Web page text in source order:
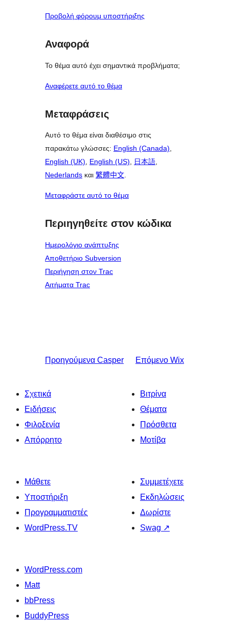
Προβολή φόρουμ υποστήριξης
Αναφορά
Το θέμα αυτό έχει σημαντικά προβλήματα;
Αναφέρετε αυτό το θέμα
Μεταφράσεις
Αυτό το θέμα είναι διαθέσιμο στις
παρακάτω γλώσσες: English (Canada),
English (UK), English (US), 日本語,
Nederlands και 繁體中文.
Μεταφράστε αυτό το θέμα
Περιηγηθείτε στον κώδικα
Ημερολόγιο ανάπτυξης
Αποθετήριο Subversion
Περιήγηση στον Trac
Αιτήματα Trac
Προηγούμενα Casper Επόμενο Wix
Σχετικά
Ειδήσεις
Φιλοξενία
Απόρρητο
Βιτρίνα
Θέματα
Πρόσθετα
Μοτίβα
Μάθετε
Υποστήριξη
Προγραμματιστές
WordPress.TV
Συμμετέχετε
Εκδηλώσεις
Δωρίστε
Swag ↗
WordPress.com
Matt
bbPress
BuddyPress